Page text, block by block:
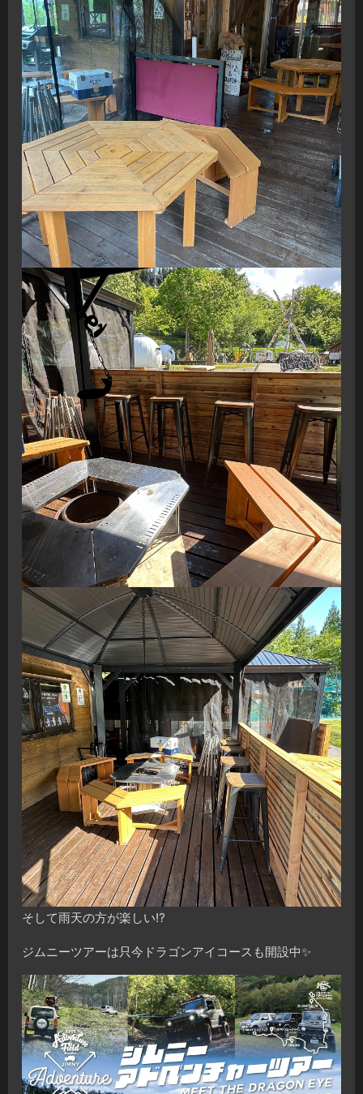
そして雨天の方が楽しい⁉️
ジムニーツアーは只今ドラゴンアイコースも開設中✨